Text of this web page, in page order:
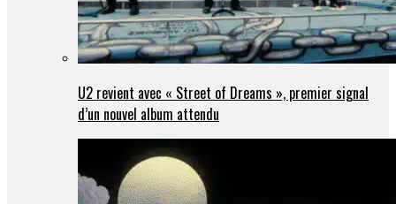
U2 revient avec « Street of Dreams », premier signal
d’un nouvel album attendu